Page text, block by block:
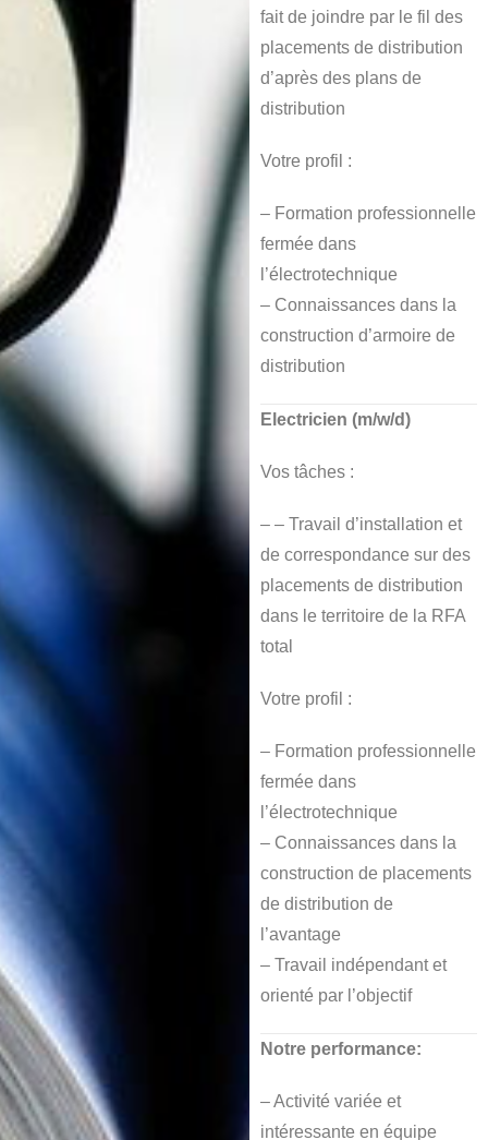
fait de joindre par le fil des
placements de distribution
d’après des plans de
distribution
Votre profil :
– Formation professionnelle
fermée dans
l’électrotechnique
– Connaissances dans la
construction d’armoire de
distribution
Electricien (m/w/d)
Vos tâches :
– – Travail d’installation et
de correspondance sur des
placements de distribution
dans le territoire de la RFA
total
Votre profil :
– Formation professionnelle
fermée dans
l’électrotechnique
– Connaissances dans la
construction de placements
de distribution de
l’avantage
– Travail indépendant et
orienté par l’objectif
Notre performance:
– Activité variée et
intéressante en équipe